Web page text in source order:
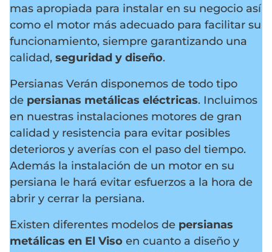
mas apropiada para instalar en su negocio así
como el motor más adecuado para facilitar su
funcionamiento, siempre garantizando una
calidad, seguridad y diseño.
Persianas Verán disponemos de todo tipo
de persianas metálicas eléctricas. Incluimos
en nuestras instalaciones motores de gran
calidad y resistencia para evitar posibles
deterioros y averías con el paso del tiempo.
Además la instalación de un motor en su
persiana le hará evitar esfuerzos a la hora de
abrir y cerrar la persiana.
Existen diferentes modelos de persianas
metálicas en El Viso en cuanto a diseño y